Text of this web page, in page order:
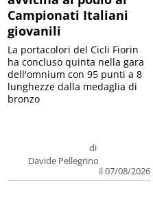
Campionati Italiani
giovanili
di
Davide Pellegrino
il 07/08/2026
La portacolori del Cicli Fiorin
ha concluso quinta nella gara
dell'omnium con 95 punti a 8
lunghezze dalla medaglia di
bronzo